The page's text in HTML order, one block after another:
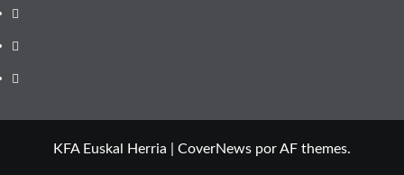
YouTube
Telegram
Facebook
KFA Euskal Herria CoverNews por AF themes.